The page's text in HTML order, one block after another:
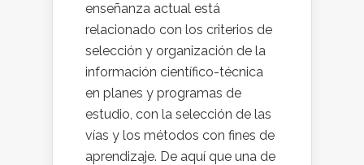
enseñanza actual está
relacionado con los criterios de
selección y organización de la
información científico-técnica
en planes y programas de
estudio, con la selección de las
vías y los métodos con fines de
aprendizaje. De aquí que una de